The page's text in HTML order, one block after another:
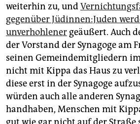
weiterhin zu, und
gegenüber Jü­din­nen:­Ju­den
unverhohlener geäußert. Auch
der Vorstand der Synagoge am
seinen Gemeindemitgliedern
nicht mit Kippa das Haus zu
diese erst in der Synagoge
würden auch alle anderen
handhaben, Menschen mit